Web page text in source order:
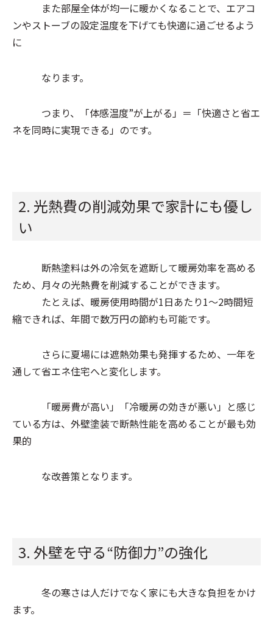
また部屋全体が均一に暖かくなることで、エアコ
ンやストーブの設定温度を下げても快適に過ごせるよう
に
なります。
つまり、「体感温度”が上がる」＝「快適さと省エ
ネを同時に実現できる」のです。
2. 光熱費の削減効果で家計にも優し
い
断熱塗料は外の冷気を遮断して暖房効率を高める
ため、月々の光熱費を削減することができます。
たとえば、暖房使用時間が1日あたり1～2時間短
縮できれば、年間で数万円の節約も可能です。
さらに夏場には遮熱効果も発揮するため、一年を
通して省エネ住宅へと変化します。
「暖房費が高い」「冷暖房の効きが悪い」と感じ
ている方は、外壁塗装で断熱性能を高めることが最も効
果的
な改善策となります。
3. 外壁を守る“防御力”の強化
冬の寒さは人だけでなく家にも大きな負担をかけ
ます。